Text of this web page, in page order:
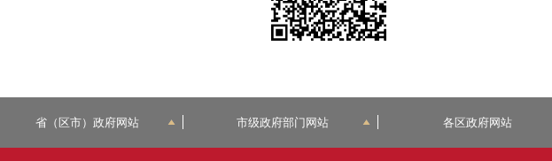
省（区市）政府网站 市级政府部门网站 各区政府网站